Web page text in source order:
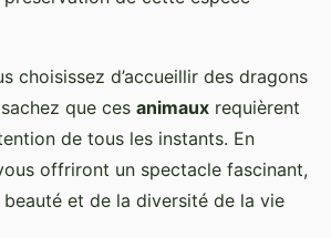
choisissez d’accueillir des dragons
que ces animaux requièrent
de tous les instants. En
offriront un spectacle fascinant,
et de la diversité de la vie